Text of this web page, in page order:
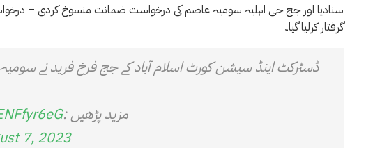
سنادیا اور جج جی اہلیہ سومیہ عاصم کی درخواست ضمانت منسوخ کردی –
گرفتار کرلیا گیا۔
ڈسٹرکٹ اینڈ سیشن کورٹ اسلام آباد کے جج فرخ فرید نے سومیہ
مزید پڑھیں :
7, 2023